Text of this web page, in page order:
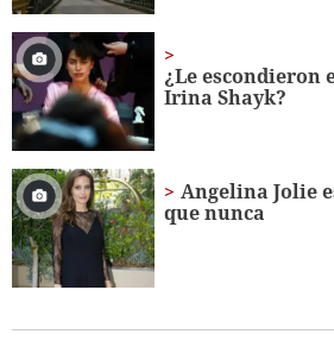
¿Le escondieron
Irina Shayk?
Angelina Jolie
que nunca